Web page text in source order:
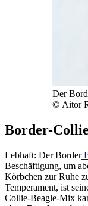
Der
© Aitor
Border-
Lebhaft: Der Border
Beschäftigung, um
Körbchen zur Ruhe
Temperament, ist
Collie-Beagle-Mix